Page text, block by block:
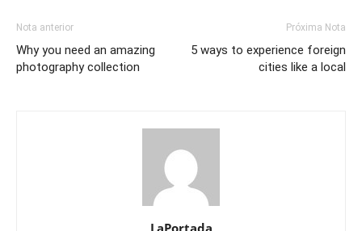
Nota anterior
Why you need an amazing
photography collection
Próxima Nota
5 ways to experience foreign
cities like a local
LaPortada